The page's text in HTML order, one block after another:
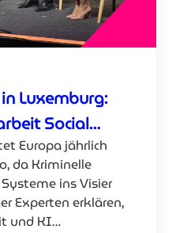
Luxemburg:
Social
Europa jährlich
da Kriminelle
ins Visier
Experten erklären,
und KI